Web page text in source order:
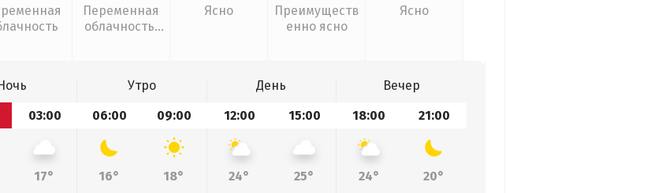
Переменная
облачность,
Ясно
Преимуществ
енно ясно
Ясно
Утро День
Вечер
03:00 06:00 09:00 12:00 15:00 18:00 21:00
17° 16° 18° 24° 25° 24°
20°